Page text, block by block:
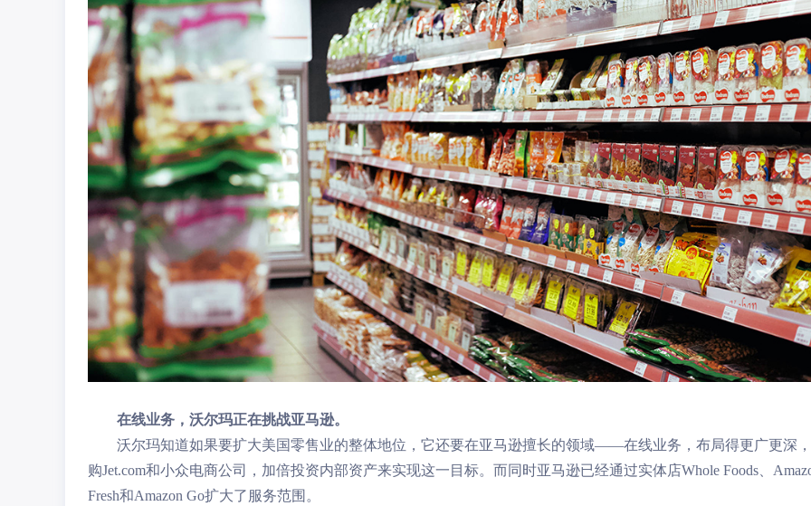
在线业务，沃尔玛正在挑战亚马逊。
沃尔玛知道如果要扩大美国零售业的整体地位，它还要在亚马逊擅长的领域——在线业务，布局得更广更深
购Jet.com和小众电商公司，加倍投资内部资产来实现这一目标。而同时亚马逊已经通过实体店Whole Foods、
Fresh和Amazon Go扩大了服务范围。